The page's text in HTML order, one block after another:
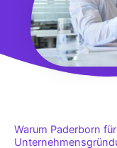
Warum Paderborn